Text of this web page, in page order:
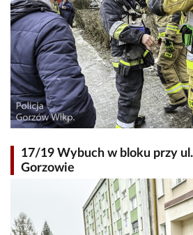
17/19 Wybuch w bloku przy
Gorzowie